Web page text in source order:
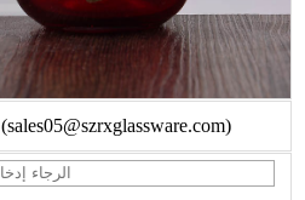
جيني تشو (sales05@szrxglassware.com)